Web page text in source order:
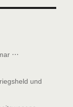
⋯
und